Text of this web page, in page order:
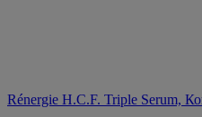
Rénergie H.C.F. Triple Serum,